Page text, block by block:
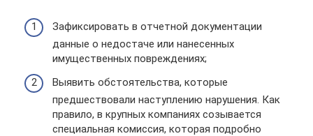
Зафиксировать в отчетной документации
данные о недостаче или нанесенных
имущественных повреждениях;
Выявить обстоятельства, которые
предшествовали наступлению нарушения. Как
правило, в крупных компаниях созывается
специальная комиссия, которая подробно